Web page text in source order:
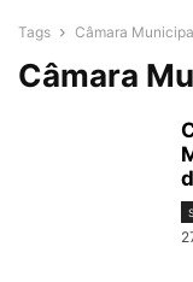
Tags Câmara
Câmara